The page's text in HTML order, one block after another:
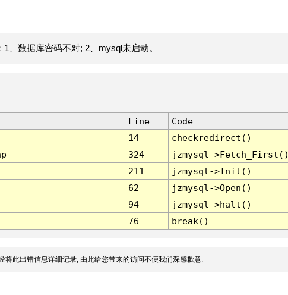
、数据库密码不对; 2、mysql未启动。
Line
Code
14
checkredirect()
324
jzmysql-
211
jzmysql->Init()
62
jzmysql->Open()
94
jzmysql->halt()
76 break()
将此出错信息详细记录, 由此给您带来的访问不便我们深感歉意.